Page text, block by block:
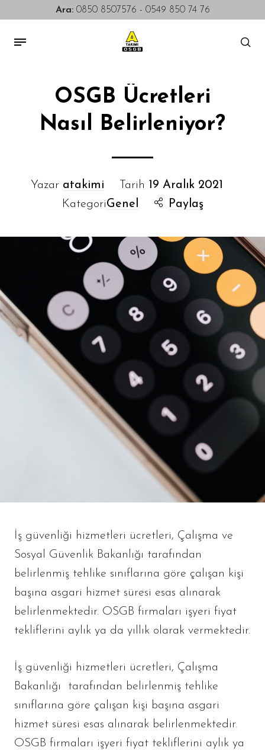
Ara:0850 8507576 - 0549 850 74 76
OSGB Ücretleri
Nasıl Belirleniyor?
Yazar atakimi Tarih 19 Aralık 2021
KategoriGenel Paylaş
İş güvenliği hizmetleri ücretleri, Çalışma ve
Sosyal Güvenlik Bakanlığı tarafından
belirlenmiş tehlike sınıflarına göre çalışan kişi
başına asgari hizmet süresi esas alınarak
belirlenmektedir. OSGB firmaları işyeri fiyat
tekliflerini aylık ya da yıllık olarak vermektedir.
İş güvenliği hizmetleri ücretleri, Çalışma
Bakanlığı tarafından belirlenmiş tehlike
sınıflarına göre çalışan kişi başına asgari
hizmet süresi esas alınarak belirlenmektedir.
OSGB firmaları işyeri fiyat tekliflerini aylık ya